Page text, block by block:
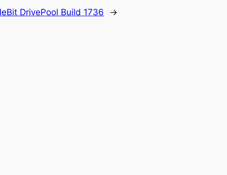
DrivePool Build 1736 →